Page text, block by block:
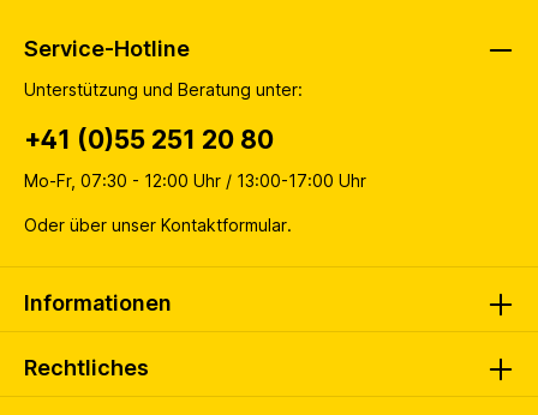
Service-Hotline
Unterstützung und Beratung unter:
+41 (0)55 251 20 80
Mo-Fr, 07:30 - 12:00 Uhr / 13:00-17:00 Uhr
Oder über unser Kontaktformular.
Informationen
Rechtliches